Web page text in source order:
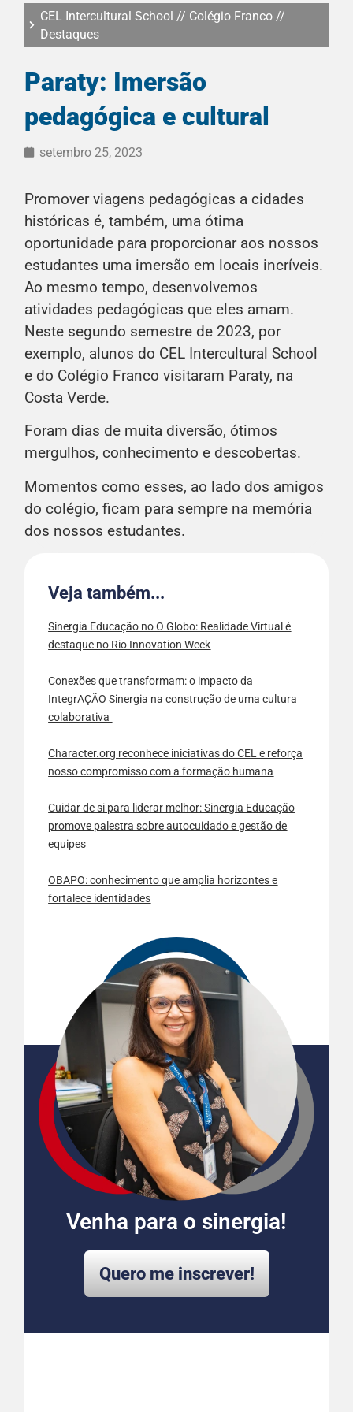
CEL Intercultural School // Colégio Franco //
Destaques
Paraty: Imersão
pedagógica e cultural
setembro 25, 2023
Promover viagens pedagógicas a cidades
históricas é, também, uma ótima
oportunidade para proporcionar aos nossos
estudantes uma imersão em locais incríveis.
Ao mesmo tempo, desenvolvemos
atividades pedagógicas que eles amam.
Neste segundo semestre de 2023, por
exemplo, alunos do CEL Intercultural School
e do Colégio Franco visitaram Paraty, na
Costa Verde.
Foram dias de muita diversão, ótimos
mergulhos, conhecimento e descobertas.
Momentos como esses, ao lado dos amigos
do colégio, ficam para sempre na memória
dos nossos estudantes.
Veja também...
Sinergia Educação no O Globo: Realidade Virtual é
destaque no Rio Innovation Week
Conexões que transformam: o impacto da
IntegrAÇÃO Sinergia na construção de uma cultura
colaborativa
Character.org reconhece iniciativas do CEL e reforça
nosso compromisso com a formação humana
Cuidar de si para liderar melhor: Sinergia Educação
promove palestra sobre autocuidado e gestão de
equipes
OBAPO: conhecimento que amplia horizontes e
fortalece identidades
Venha para o sinergia!
Quero me inscrever!